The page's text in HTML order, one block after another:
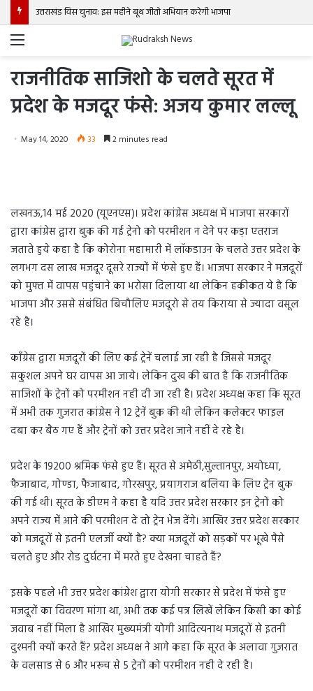
उत्तराखंड विस चुनाव: इस महीने बूथ जीतो अभियान करेगी भाजपा
Menu
राजनीतिक साजिशो के चलते सूरत में
प्रदेश के मजदूर फंसे: अजय कुमार लल्लू
May 14, 2020 33 2 minutes read
लखनऊ,14 मई 2020 (यूएनएस)। प्रदेश कांग्रेस अध्यक्ष में भाजपा सरकारों
द्वारा कांग्रेस द्वारा बुक की गई ट्रेनो को परमीशन न देने पर कड़ा एतराज
जताते हुये कहा है कि कोरोना महामारी में लॉकडाउन के चलते उत्तर प्रदेश के
लगभग दस लाख मजदूर दूसरे राज्यों में फंसे हुए हैं। भाजपा सरकार ने मजदूरों
को मुफ्त में वापस पहुंचाने का भरोसा दिलाया था लेकिन हकीकत ये है कि
भाजपा और उससे संबंधित बिचौलिए मजदूरो से तय किराया से ज्यादा वसूल
रहे है।
काँग्रेस द्वारा मजदूरों की लिए कई ट्रेनें चलाई जा रही है जिससे मजदूर
सकुशल अपने घर वापस आ जाये। लेकिन दुख की बात है कि राजनीतिक
साजिशों के ट्रेनों को परमीशन नही दी जा रही है। प्रदेश अध्यक्ष कहा कि सूरत
में अभी तक गुजरात कांग्रेस ने 12 ट्रेनें बुक की थी लेकिन कलेक्टर फाइल
दबा कर बैठ गए हैं और ट्रेनों को उत्तर प्रदेश जाने नहीं दे रहे है।
प्रदेश के 19200 श्रमिक फंसे हुए हैं। सूरत से अमेठी,सुल्तानपुर, अयोध्या,
फैजाबाद, गोण्डा, फैजाबाद, गोरखपुर, प्रयागराज बलिया के लिए ट्रेन बुक
की गई थी। सूरत के डीएम ने कहा है यदि उत्तर प्रदेश सरकार इन ट्रेनों को
अपने राज्य में आने की परमीशन दे तो ट्रेन भेज देंगे। आखिर उत्तर प्रदेश सरकार
को मजदूरों से इतनी एलर्जी क्यों है? क्या मजदूरों को सड़कों पर भूखे पैसे
चलते हुए और रोड दुर्घटना में मरते हुए देखना चाहते हैं?
इसके पहले भी उत्तर प्रदेश कांग्रेश द्वारा योगी सरकार से प्रदेश में फंसे हुए
मजदूरों का विवरण मांगा था, अभी तक कई पत्र लिखें लेकिन किसी का कोई
जवाब नहीं मिला है आखिर मुख्यमंत्री योगी आदित्यनाथ मजदूरों से इतनी
दुश्मनी क्यों करते हैं? प्रदेश अध्यक्ष ने आगे कहा कि सूरत के अलावा गुजरात
के वलसाड से 6 और भरूच से 5 ट्रेनों को परमीशन नही दे रही है।